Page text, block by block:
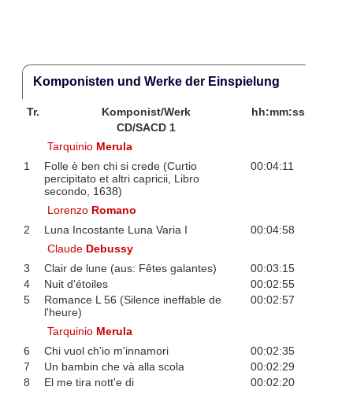
Komponisten und Werke der Einspielung
Tr. Komponist/Werk
hh:mm:ss
CD/SACD 1
Tarquinio Merula
1
Folle è ben chi si crede (Curtio
percipitato et altri capricii, Libro
secondo, 1638)
00:04:11
Lorenzo Romano
2
Luna Incostante Luna Varia I
00:04:58
Claude Debussy
3
Clair de lune (aus: Fêtes galantes)
00:03:15
4
Nuit d'étoiles
00:02:55
5
Romance L 56 (Silence ineffable de
l'heure)
00:02:57
Tarquinio Merula
6
Chi vuol ch'io m'innamori
00:02:35
7
Un bambin che và alla scola
00:02:29
8
El me tira nott'e di
00:02:20